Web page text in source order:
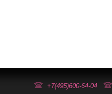
+7(495)600-64-04